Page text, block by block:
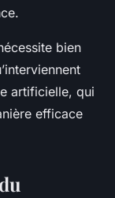
bien
artificielle, qui
efficace